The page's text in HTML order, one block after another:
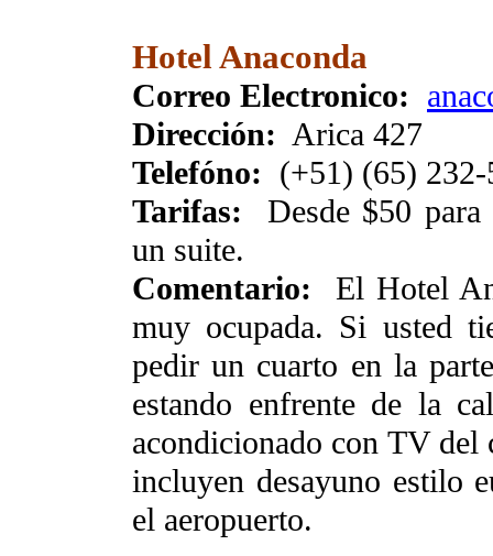
Hotel Anaconda
Correo Electronico:
Dirección: Arica 427
Telefóno: (+51) (65) 232-
Tarifas: Desde $50 para
un suite.
Comentario: El Hotel
muy ocupada. Si usted
pedir un cuarto en la
estando enfrente de la
acondicionado con TV del
incluyen desayuno estilo
el aeropuerto.